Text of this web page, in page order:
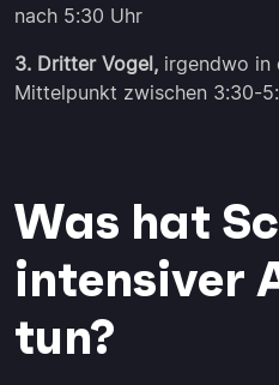
nach 5:30 Uhr
3. Dritter Vogel, irgendwo in
Mittelpunkt zwischen 3:30-
Was hat
intensiver
tun?